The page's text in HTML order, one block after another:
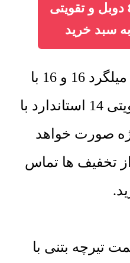
و 16 با زیگزاگ 8 دوبل و تقویتی
خرید تیرچه بتنی با میلگرد 16 و 16 با
زیگزاگ 8 دوبل و تقویتی 14 استاندارد با
صورت خواهد
تخفیف ها تماس
تیرچه بتنی با